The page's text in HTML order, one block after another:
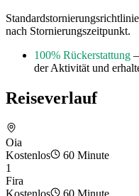
nach Stornierungszeitpunkt.
100% Rückerstattung
der Aktivität und
Reiseverlauf
Oia
Kostenlos
60 Minute
1
Fira
Kostenlos
60 Minute